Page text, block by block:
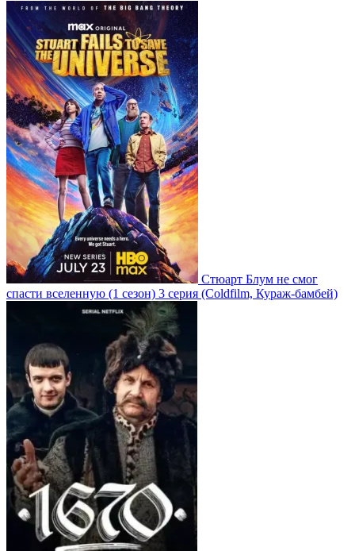
Стюарт Блум не смог
спасти вселенную (1 сезон) 3 серия (Coldfilm, Кураж-бамбей)